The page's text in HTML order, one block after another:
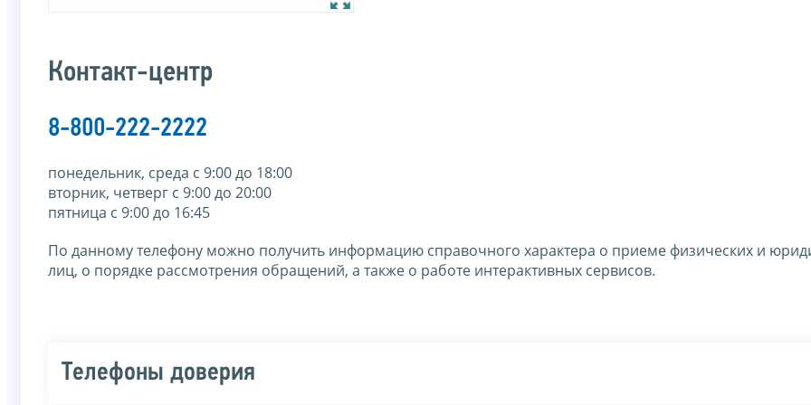
Контакт-центр
8-800-222-2222
понедельник, среда с 9:00 до 18:00
вторник, четверг с 9:00 до 20:00
пятница с 9:00 до 16:45
По данному телефону можно получить информацию справочного характера о приеме физических и
лиц, о порядке рассмотрения обращений, а также о работе интерактивных сервисов.
Телефоны доверия